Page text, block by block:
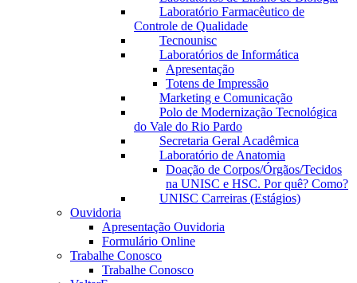
Laboratório Farmacêutico de
Controle de Qualidade
Tecnounisc
Laboratórios de Informática
Apresentação
Totens de Impressão
Marketing e Comunicação
Polo de Modernização Tecnológica
do Vale do Rio Pardo
Secretaria Geral Acadêmica
Laboratório de Anatomia
Doação de Corpos/Órgãos/Tecidos
na UNISC e HSC. Por quê? Como?
UNISC Carreiras (Estágios)
Ouvidoria
Apresentação Ouvidoria
Formulário Online
Trabalhe Conosco
Trabalhe Conosco